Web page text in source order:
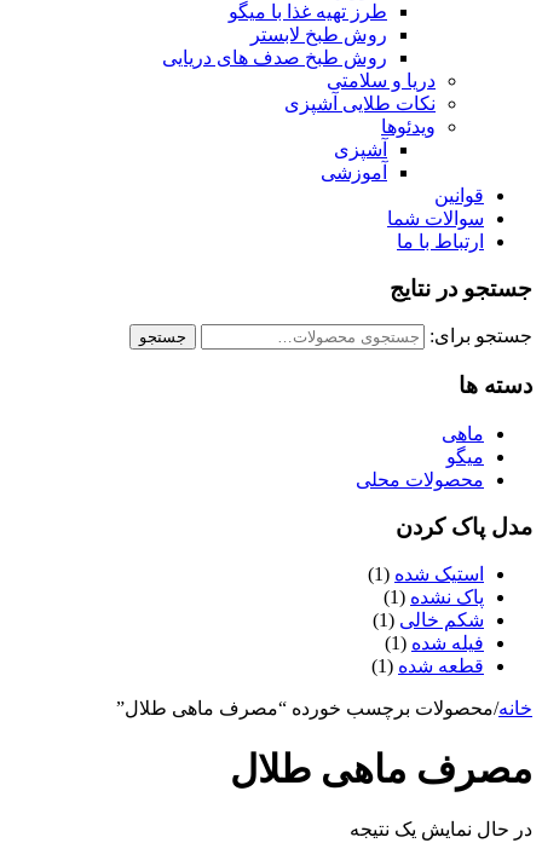
طرز تهیه غذا با میگو
روش طبخ لابستر
روش طبخ صدف های دریایی
دریا و سلامتی
نکات طلایی آشپزی
ویدئوها
آشپزی
آموزشی
قوانین
سوالات شما
ارتباط با ما
جستجو در نتایج
جستجو برای: جستجو
دسته ها
ماهی
میگو
محصولات محلی
مدل پاک کردن
استیک شده (1)
پاک نشده (1)
شکم خالی (1)
فیله شده (1)
قطعه شده (1)
خانه/محصولات برچسب خورده “مصرف ماهی طلال”
مصرف ماهی طلال
در حال نمایش یک نتیجه